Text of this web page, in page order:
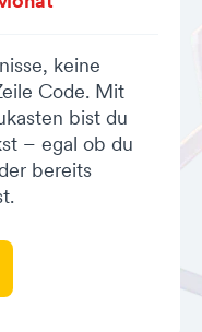
keine
Code. Mit
bist du
– egal ob du
bereits